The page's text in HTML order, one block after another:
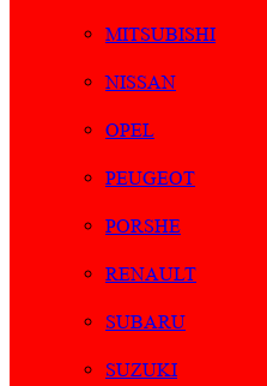
MITSUBISHI
NISSAN
OPEL
PEUGEOT
PORSHE
RENAULT
SUBARU
SUZUKI